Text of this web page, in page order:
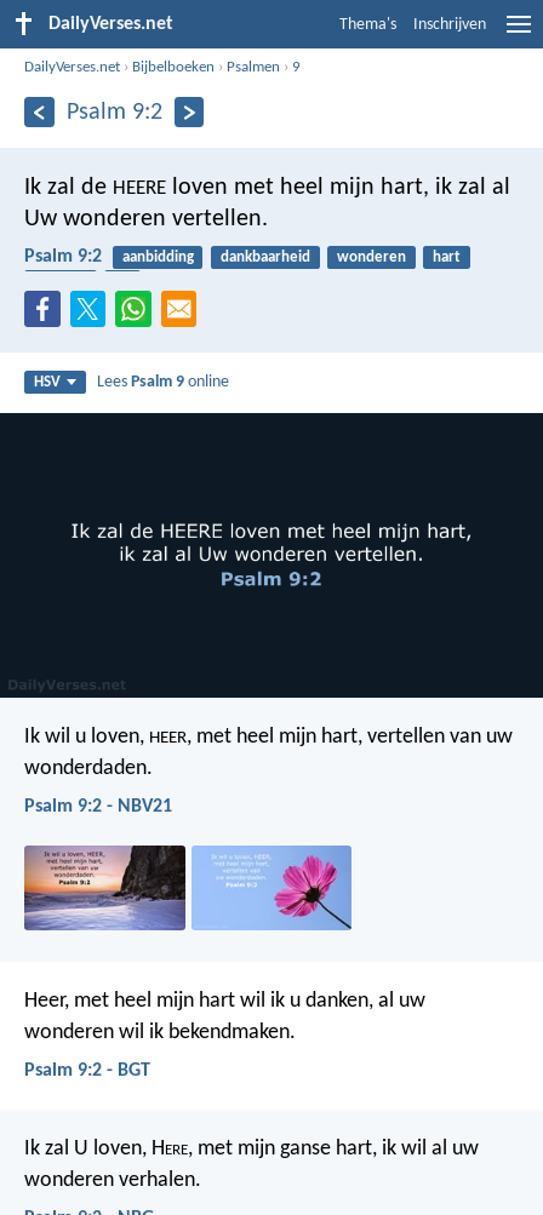
DailyVerses.net Thema's Inschrijven
DailyVerses.net › Bijbelboeken › Psalmen › 9
Psalm 9:2
Ik zal de HEERE loven met heel mijn hart, ik zal al
Uw wonderen vertellen.
Psalm 9:2 aanbidding dankbaarheid wonderen
hart
HSV LeesPsalm 9 online
Ik wil u loven, HEER, met heel mijn hart, vertellen van uw
wonderdaden.
Psalm 9:2 - NBV21
Heer, met heel mijn hart wil ik u danken, al uw
wonderen wil ik bekendmaken.
Psalm 9:2 - BGT
Ik zal U loven, Here, met mijn ganse hart, ik wil al uw
wonderen verhalen.